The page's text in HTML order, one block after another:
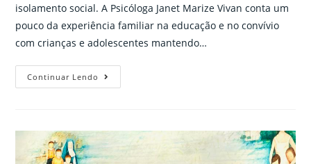
isolamento social. A Psicóloga Janet Marize Vivan conta um
pouco da experiência familiar na educação e no convívio
com crianças e adolescentes mantendo…
Continuar Lendo
convivência
disciplina